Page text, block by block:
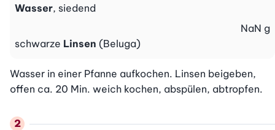
Wasser, siedend
schwarze Linsen (Beluga)
NaN g
Wasser in einer Pfanne aufkochen. Linsen beigeben,
offen ca. 20 Min. weich kochen, abspülen, abtropfen.